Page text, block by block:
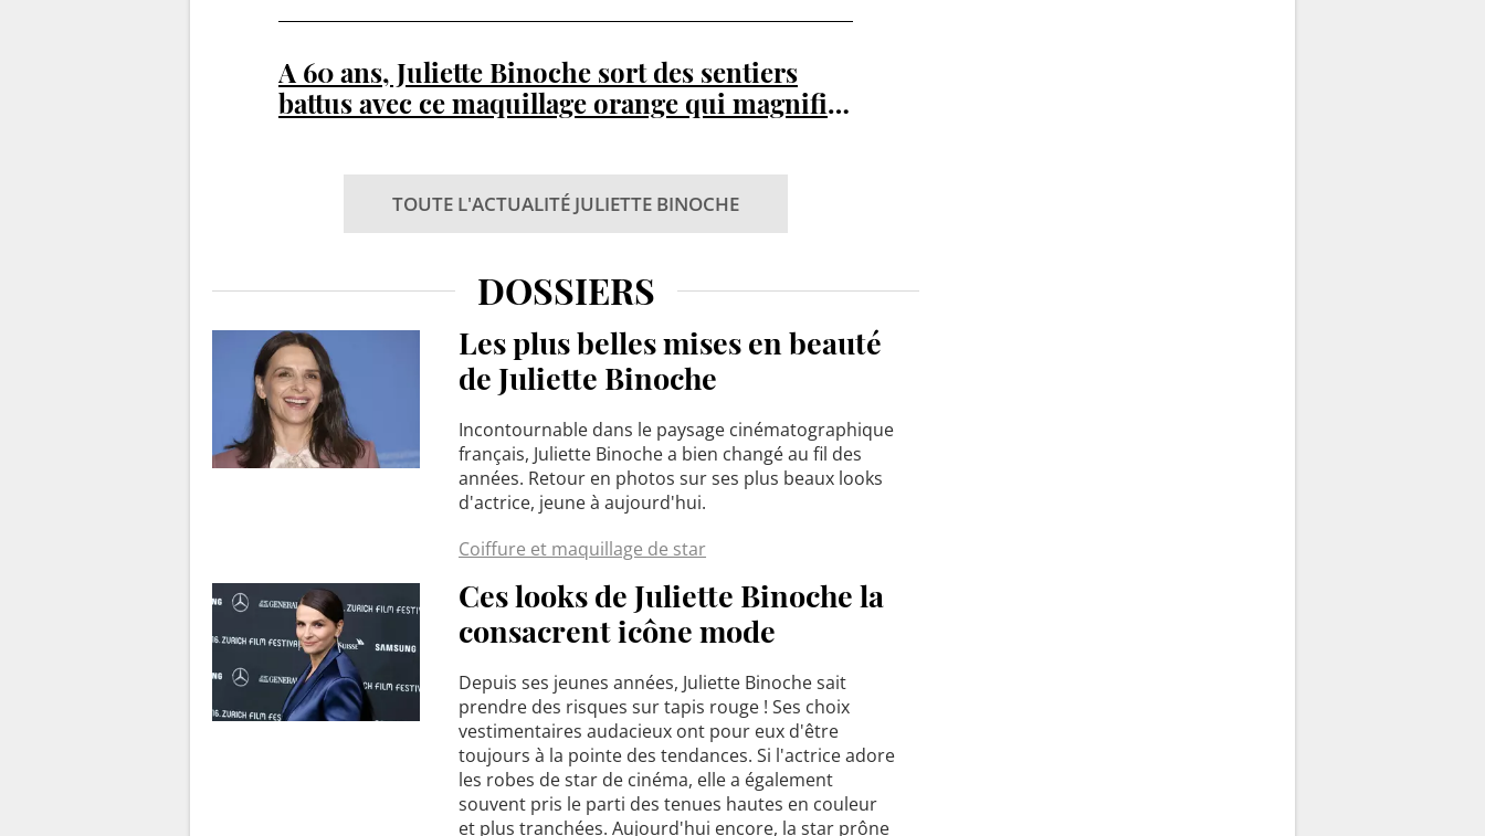
A 60 ans, Juliette Binoche sort des sentiers
battus avec ce maquillage orange qui magnifie
TOUTE L'ACTUALITÉ JULIETTE BINOCHE
DOSSIERS
Les plus belles mises en beauté
de Juliette Binoche
Incontournable dans le paysage cinématographique
français, Juliette Binoche a bien changé au fil des
années. Retour en photos sur ses plus beaux looks
d'actrice, jeune à aujourd'hui.
Coiffure et maquillage de star
Ces looks de Juliette Binoche la
consacrent icône mode
Depuis ses jeunes années, Juliette Binoche sait
prendre des risques sur tapis rouge ! Ses choix
vestimentaires audacieux ont pour eux d'être
toujours à la pointe des tendances. Si l'actrice adore
les robes de star de cinéma, elle a également
souvent pris le parti des tenues hautes en couleur
et plus tranchées. Aujourd'hui encore, la star prône